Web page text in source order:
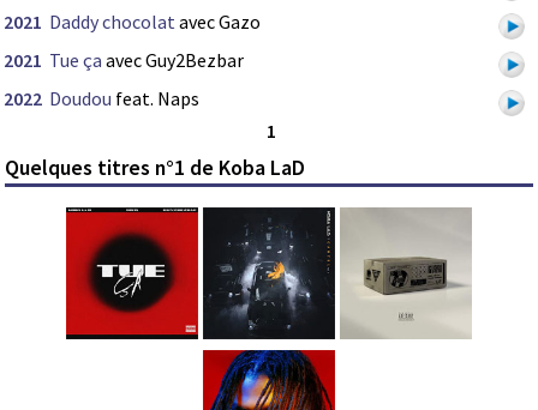
2021 Daddy chocolat avec Gazo
2021 Tue ça avec Guy2Bezbar
2022 Doudou feat. Naps
1
Quelques titres n°1 de Koba LaD